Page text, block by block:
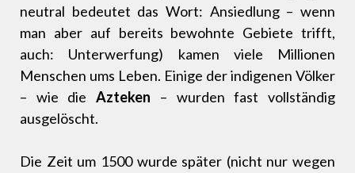
neutral bedeutet das Wort: Ansiedlung – wenn
man aber auf bereits bewohnte Gebiete trifft,
auch: Unterwerfung) kamen viele Millionen
Menschen ums Leben. Einige der indigenen Völker
– wie dieAzteken – wurden fast vollständig
ausgelöscht.
Die Zeit um 1500 wurde später (nicht nur wegen